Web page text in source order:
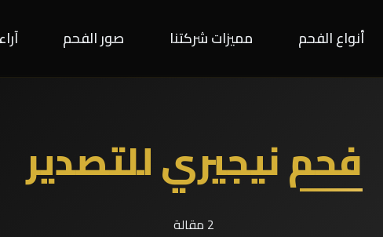
أنواع الفحم مميزات شركتنا صور الفحم
فحم نيجيري للتصدير
2 مقالة